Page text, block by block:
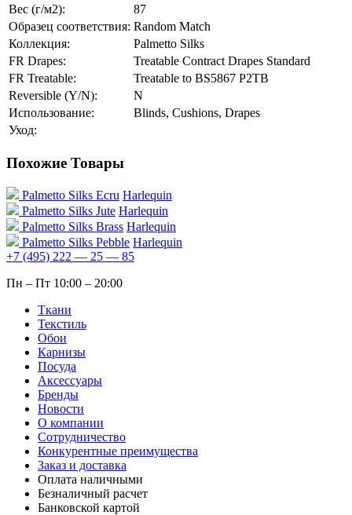
Вес (г/м2):
87
Образец соответствия: Random Match
Коллекция:
Palmetto Silks
FR Drapes:
Treatable Contract Drapes Standard
FR Treatable:
Treatable to BS5867 P2TB
Reversible (Y/N):
N
Использование:
Blinds, Cushions, Drapes
Уход:
Похожие Товары
Palmetto Silks Ecru Harlequin
Palmetto Silks Jute Harlequin
Palmetto Silks Brass Harlequin
Palmetto Silks Pebble Harlequin
+7 (495) 222 — 25 — 85
Пн – Пт 10:00 – 20:00
Ткани
Текстиль
Обои
Карнизы
Посуда
Аксессуары
Бренды
Новости
О компании
Сотрудничество
Конкурентные преимущества
Заказ и доставка
Оплата наличными
Безналичный расчет
Банковской картой